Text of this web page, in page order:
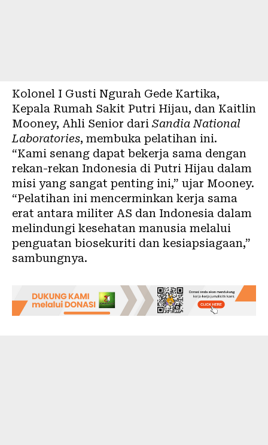
Kolonel I Gusti Ngurah Gede Kartika,
Kepala Rumah Sakit Putri Hijau, dan Kaitlin
Mooney, Ahli Senior dari Sandia National
Laboratories, membuka pelatihan ini.
“Kami senang dapat bekerja sama dengan
rekan-rekan Indonesia di Putri Hijau dalam
misi yang sangat penting ini,” ujar Mooney.
“Pelatihan ini mencerminkan kerja sama
erat antara militer AS dan Indonesia dalam
melindungi kesehatan manusia melalui
penguatan biosekuriti dan kesiapsiagaan,”
sambungnya.